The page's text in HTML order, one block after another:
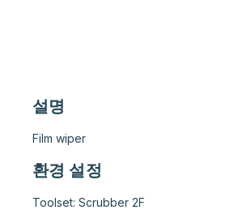
설명
Film wiper
환경 설정
Toolset: Scrubber 2F